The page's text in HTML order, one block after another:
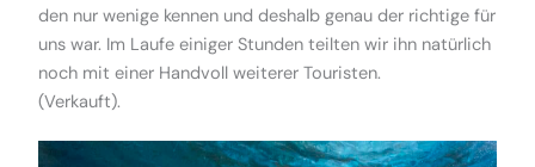
den nur wenige kennen und deshalb genau der richtige für
uns war. Im Laufe einiger Stunden teilten wir ihn natürlich
noch mit einer Handvoll weiterer Touristen.
(Verkauft).